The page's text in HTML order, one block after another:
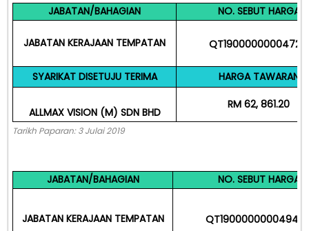
JABATAN/BAHAGIAN NO. SEBUT HARGA
JABATAN KERAJAAN TEMPATAN QT190000000047215
SYARIKAT DISETUJU TERIMA HARGA TAWARAN
ALLMAX VISION (M) SDN BHD
RM 62, 861.20
Tarikh Paparan: 3 Julai 2019
JABATAN/BAHAGIAN NO. SEBUT HARGA
JABATAN KERAJAAN TEMPATAN